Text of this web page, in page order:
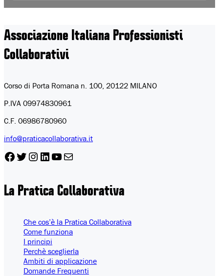
Associazione Italiana Professionisti
Collaborativi
Corso di Porta Romana n. 100, 20122 MILANO
P.IVA 09974830961
C.F. 06986780960
info@praticacollaborativa.it
Facebook
Twitter
Instagram
LinkedIn
YouTube
Email
La Pratica Collaborativa
Che cos’è la Pratica Collaborativa
Come funziona
I principi
Perchè sceglierla
Ambiti di applicazione
Domande Frequenti